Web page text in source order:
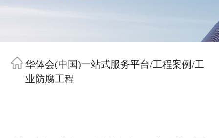
华体会(中国)一站式服务平台/工程案例/工
业防腐工程